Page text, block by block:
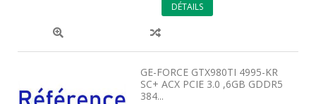
DÉTAILS
GE-FORCE GTX980TI 4995-KR
SC+ ACX PCIE 3.0 ,6GB GDDR5
384...